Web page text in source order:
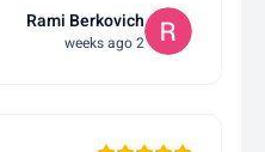
Rami Berkovich
2 weeks ago